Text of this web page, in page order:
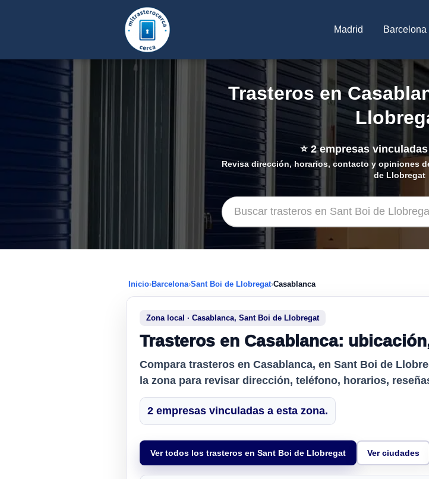
Madrid Barcelona
Trasteros en
⭐ 2empresas vinculadas
Revisa dirección, horarios, contacto y opiniones
de Llobregat
Inicio›Barcelona›Sant Boi de Llobregat›Casablanca
Zona local · Casablanca, Sant Boi de Llobregat
Trasteros en Casablanca:
Compara trasteros en Casablanca, en Sant Boi de
la zona para revisar dirección, teléfono, horarios,
2 empresas vinculadas a esta zona.
Ver todos los trasteros en Sant Boi de Llobregat Ver ciudades